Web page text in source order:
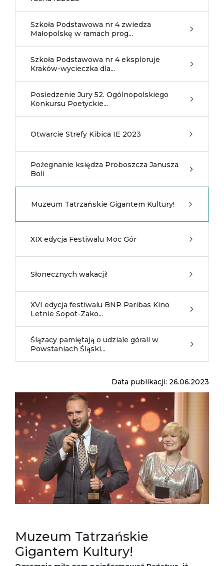
Szkoła Podstawowa nr 4 zwiedza
Małopolskę w ramach prog...
Szkoła Podstawowa nr 4 eksploruje
Kraków-wycieczka dla...
Posiedzenie Jury 52. Ogólnopolskiego
Konkursu Poetyckie...
Otwarcie Strefy Kibica IE 2023
Pożegnanie księdza Proboszcza Janusza
Boli
Muzeum Tatrzańskie Gigantem Kultury!
XIX edycja Festiwalu Moc Gór
Słonecznych wakacji!
XVI edycja festiwalu BNP Paribas Kino
Letnie Sopot-Zako...
Ślązacy pamiętają o udziale górali w
Powstaniach Śląski...
Data publikacji: 26.06.2023
Muzeum Tatrzańskie
Gigantem Kultury!